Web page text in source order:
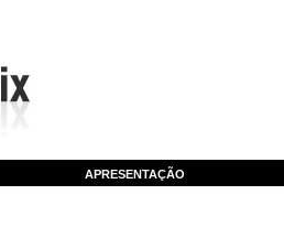
APRESENTAÇÃO